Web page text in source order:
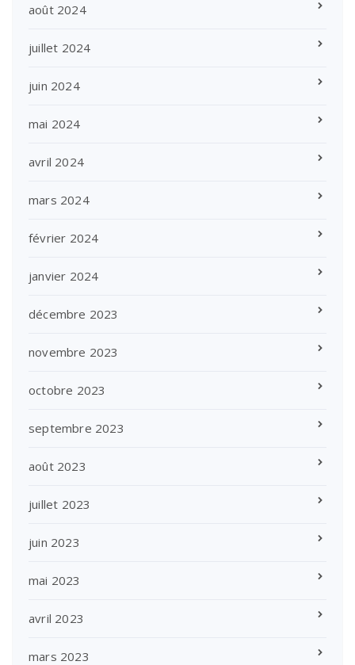
août 2024
juillet 2024
juin 2024
mai 2024
avril 2024
mars 2024
février 2024
janvier 2024
décembre 2023
novembre 2023
octobre 2023
septembre 2023
août 2023
juillet 2023
juin 2023
mai 2023
avril 2023
mars 2023